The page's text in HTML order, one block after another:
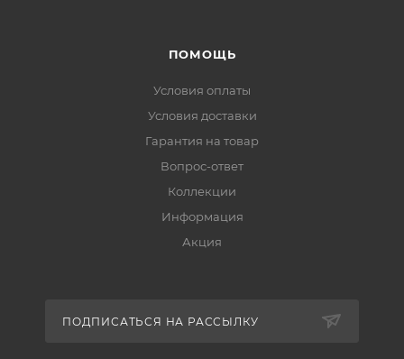
ПОМОЩЬ
Условия оплаты
Условия доставки
Гарантия на товар
Вопрос-ответ
Коллекции
Информация
Акция
ПОДПИСАТЬСЯ НА РАССЫЛКУ